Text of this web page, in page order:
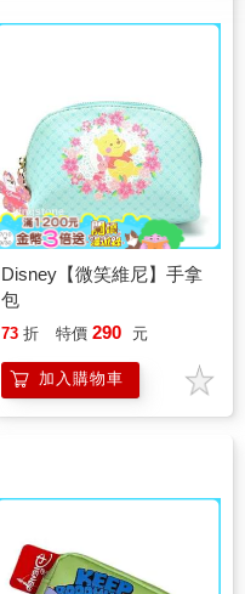
Disney【微笑維尼】手拿
包
73 折 特價 290 元
加入購物車